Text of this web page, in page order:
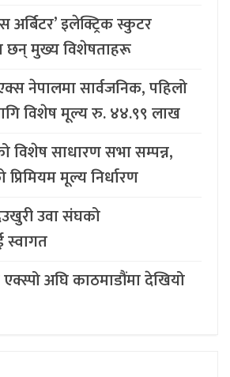
अर्बिटर’ इलेक्ट्रिक स्कुटर
छन् मुख्य विशेषताहरू
नेपालमा सार्वजनिक, पहिलो
विशेष मूल्य रु. ४४.९९ लाख
विशेष साधारण सभा सम्पन्न,
मूल्य निर्धारण
उवा संघको
स्वागत
एक्स्पो अघि काठमाडौंमा देखियो